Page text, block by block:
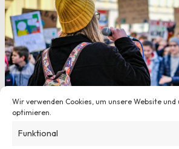
Wir verwenden Cookies, um unsere Website und
optimieren.
Funktional
News